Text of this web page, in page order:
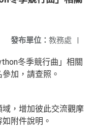
發布單位： 教務處 |
冬季競行曲」相關
加，請查照。
，增加彼此交流觀摩
附件說明。